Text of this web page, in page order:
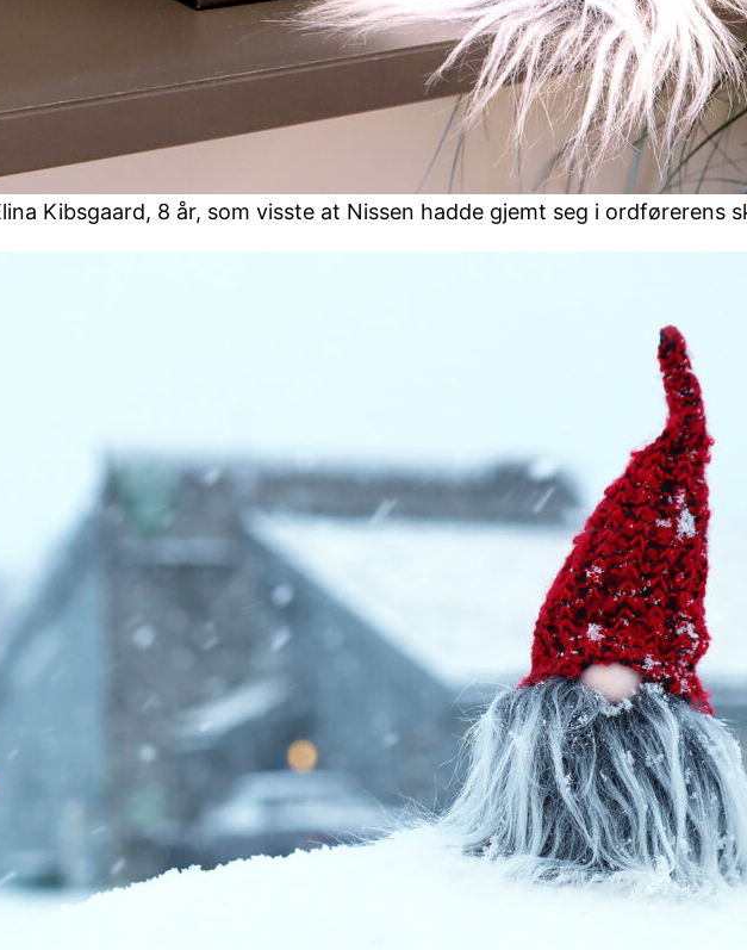
Kibsgaard, 8 år, som visste at Nissen hadde gjemt seg i ordførerens